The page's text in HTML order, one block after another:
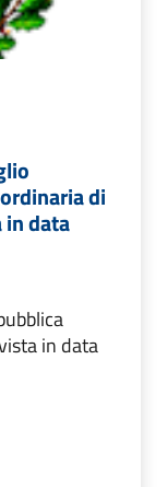
di
in data
in data